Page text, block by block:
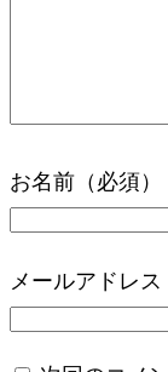
お名前（必須）
メールアドレス